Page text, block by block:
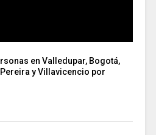
en Valledupar, Bogotá,
y Villavicencio por